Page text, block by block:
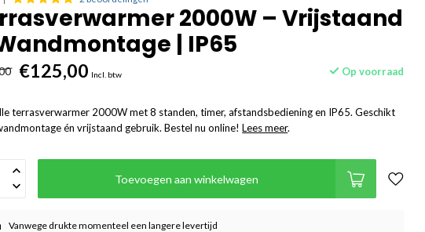
2000W – Vrijstaand
| IP65
€125,00 Incl. btw Op voorraad
terrasverwarmer 2000W met 8 standen, timer, afstandsbediening en IP65. Geschikt
én vrijstaand gebruik. Bestel nu online!Lees meer.
Toevoegen aan winkelwagen
Vanwege drukte momenteel een langere levertijd